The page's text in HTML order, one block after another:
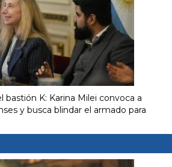
bastión K: Karina Milei convoca a
y busca blindar el armado para